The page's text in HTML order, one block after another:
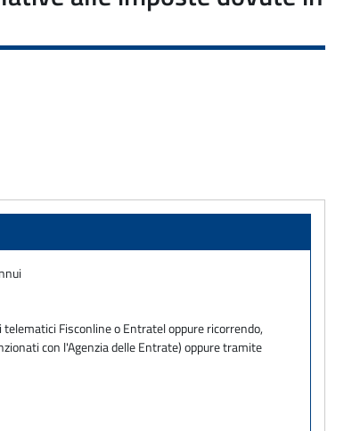
Fisconline o Entratel oppure ricorrendo,
con l'Agenzia delle Entrate) oppure tramite